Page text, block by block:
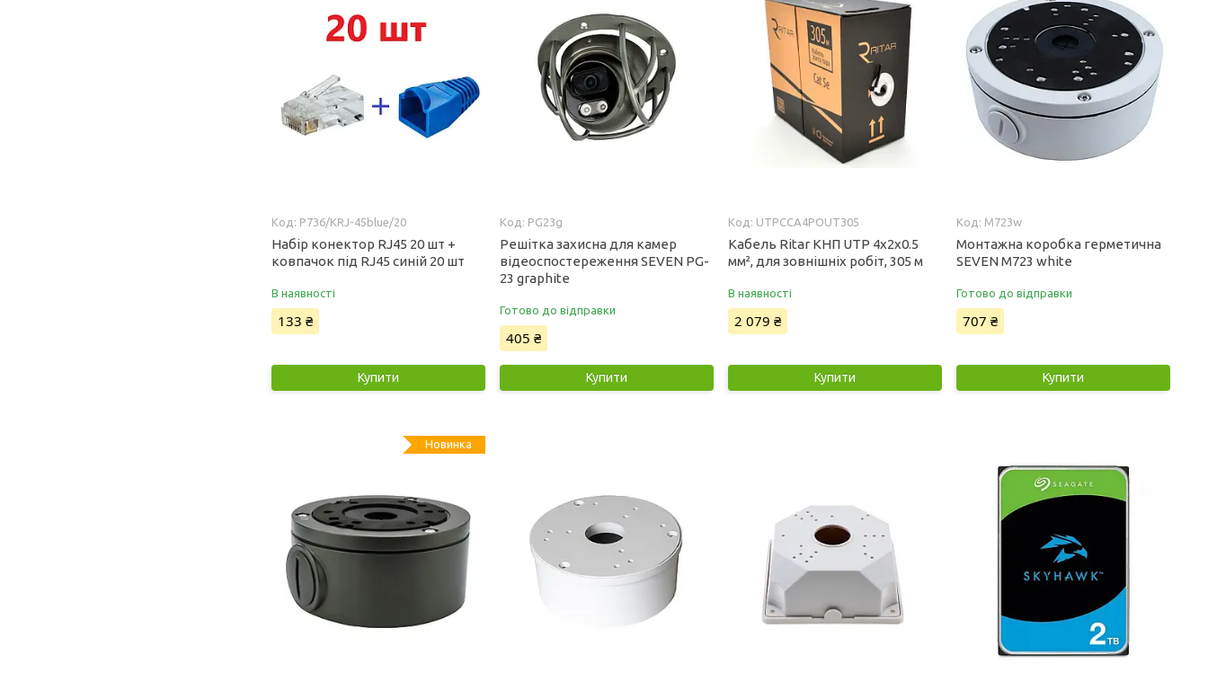
P736/KRJ-45blue/20
Набір конектор RJ45 20 шт +
ковпачок під RJ45 синій 20 шт
В наявності
133 ₴
Купити
PG23g
Решітка захисна для камер
відеоспостереження SEVEN PG-
23 graphite
Готово до відправки
405 ₴
Купити
UTPCCA4POUT305
Кабель Ritar КНП UTP 4x2x0.5
мм², для зовнішніх робіт, 305 м
В наявності
2 079 ₴
Купити
M723w
Монтажна коробка герметична
SEVEN M723 white
Готово до відправки
707 ₴
Купити
Новинка